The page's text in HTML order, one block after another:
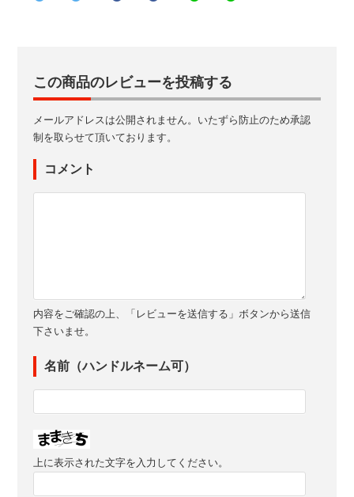
この商品のレビューを投稿する
メールアドレスは公開されません。いたずら防止のため承認
制を取らせて頂いております。
コメント
内容をご確認の上、「レビューを送信する」ボタンから送信
下さいませ。
名前（ハンドルネーム可）
上に表示された文字を入力してください。